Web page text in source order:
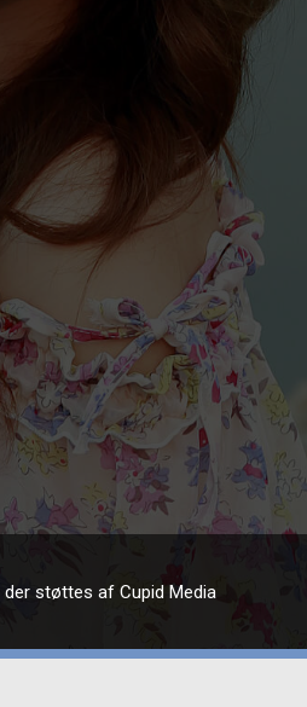
der støttes af Cupid Media